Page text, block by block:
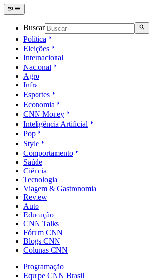
Buscar
Política
Eleições
Internacional
Nacional
Agro
Infra
Esportes
Economia
CNN Money
Inteligência Artificial
Pop
Style
Comportamento
Saúde
Ciência
Tecnologia
Viagem & Gastronomia
Review
Auto
Educação
CNN Talks
Fórum CNN
Blogs CNN
Colunas CNN
Programação
Equipe CNN Brasil